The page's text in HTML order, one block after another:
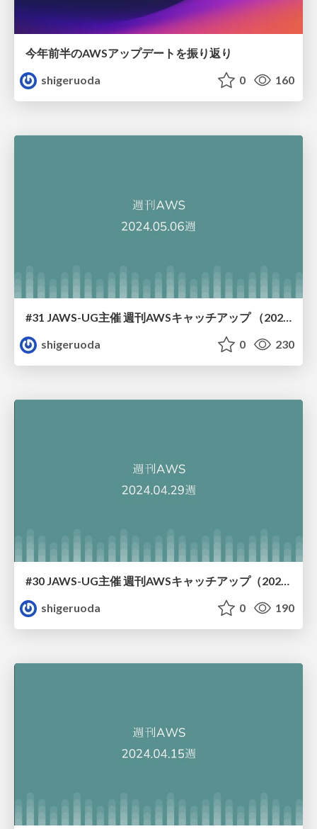
今年前半のAWSアップデートを振り返り
shigeruoda
0 160
shigeruoda
0 230
#30 JAWS-UG主催 週刊AWSキャッチアップ（2024/4/29週）
shigeruoda
0 190